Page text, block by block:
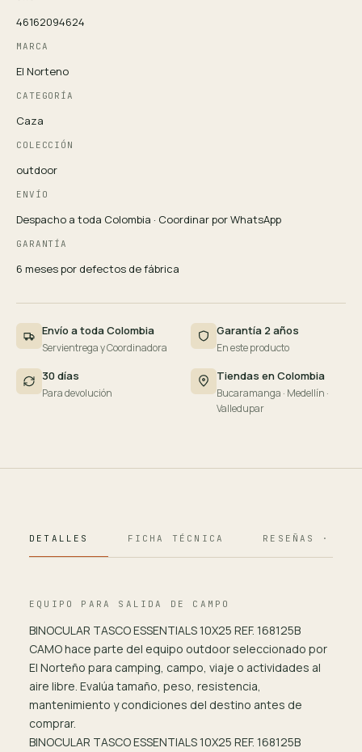
46162094624
MARCA
El Norteno
CATEGORÍA
Caza
COLECCIÓN
outdoor
ENVÍO
Despacho a toda Colombia · Coordinar por WhatsApp
GARANTÍA
6 meses por defectos de fábrica
Envío a toda Colombia
Servientrega y Coordinadora
Garantía 2 años
En este producto
30 días
Para devolución
Tiendas en Colombia
Bucaramanga · Medellín ·
Valledupar
DETALLES FICHA TÉCNICA RESEÑAS · 124
EQUIPO PARA SALIDA DE CAMPO
BINOCULAR TASCO ESSENTIALS 10X25 REF. 168125B
CAMO hace parte del equipo outdoor seleccionado por
El Norteño para camping, campo, viaje o actividades al
aire libre. Evalúa tamaño, peso, resistencia,
mantenimiento y condiciones del destino antes de
comprar.
BINOCULAR TASCO ESSENTIALS 10X25 REF. 168125B